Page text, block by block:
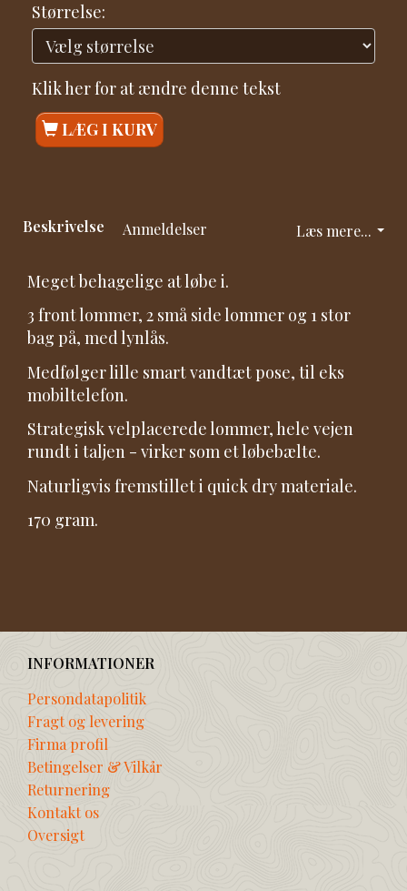
Størrelse:
Klik her for at ændre denne tekst
LÆG I KURV
Læs mere...
Beskrivelse Anmeldelser
Meget behagelige at løbe i.
3 front lommer, 2 små side lommer og 1 stor
bag på, med lynlås.
Medfølger lille smart vandtæt pose, til eks
mobiltelefon.
Strategisk velplacerede lommer, hele vejen
rundt i taljen - virker som et løbebælte.
Naturligvis fremstillet i quick dry materiale.
170 gram.
INFORMATIONER
Persondatapolitik
Fragt og levering
Firma profil
Betingelser & Vilkår
Returnering
Kontakt os
Oversigt